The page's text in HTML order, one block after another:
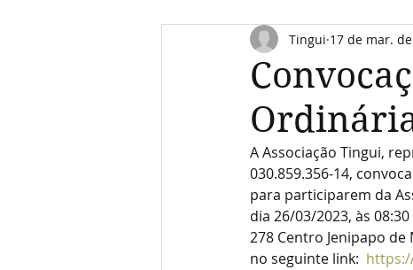
Tingui 17 de mar.
A Associação Tingui,
030.859.356-14,
para participarem da
dia 26/03/2023, às
278 Centro Jenipapo
no seguinte link: